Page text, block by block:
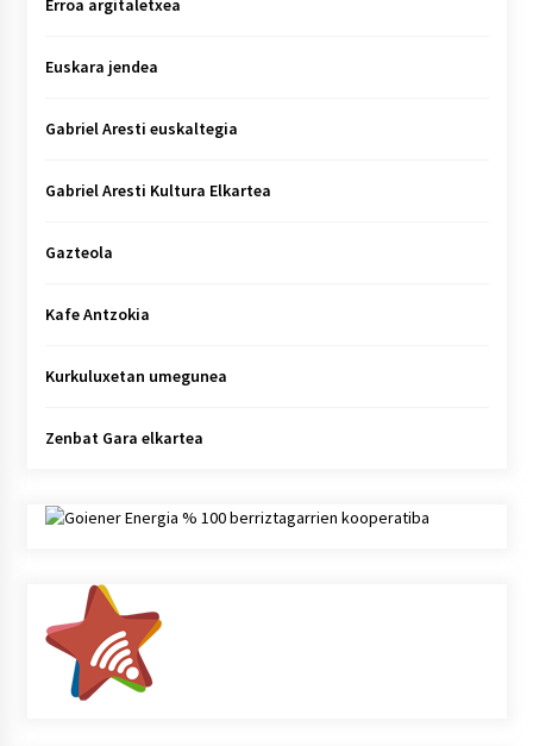
Euskara jendea
Gabriel Aresti euskaltegia
Gabriel Aresti Kultura Elkartea
Gazteola
Kafe Antzokia
Kurkuluxetan umegunea
Zenbat Gara elkartea